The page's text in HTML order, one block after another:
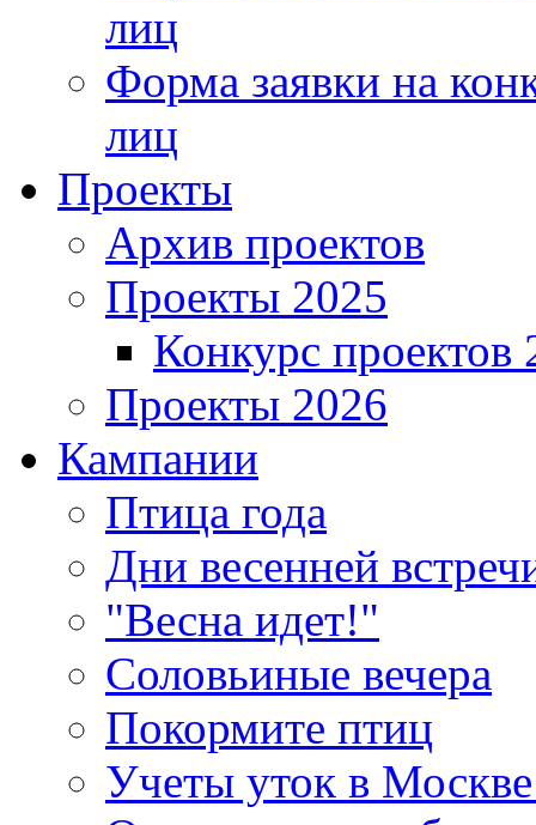
лиц
Форма заявки на
лиц
Проекты
Архив проектов
Проекты 2025
Конкурс проектов
Проекты 2026
Кампании
Птица года
Дни весенней
"Весна идет!"
Соловьиные вечера
Покормите птиц
Учеты уток в